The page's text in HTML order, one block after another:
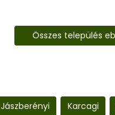
Összes település
Jászberényi Karcagi